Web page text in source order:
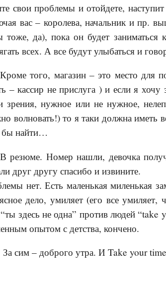
свои проблемы и отойдете,
вас – королева, начальник и пр.
тоже, да), пока он будет заниматься
всех. А все будут улыбаться и
Кроме того, магазин – это место для
– кассир не прислуга ) и если я
зрения, нужное или не нужное,
волновать!) то я таки должна иметь
бы найти…
В резюме. Номер нашли, девочка
друг другу спасибо и извините.
нет. Есть маленькая миленькая
дело, умиляет (его все
здесь не одна” против людей “take
опытом с детства, кончено.
За сим – доброго утра. И Take your